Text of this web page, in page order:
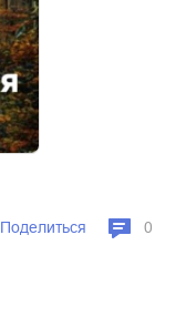
Поделиться 0